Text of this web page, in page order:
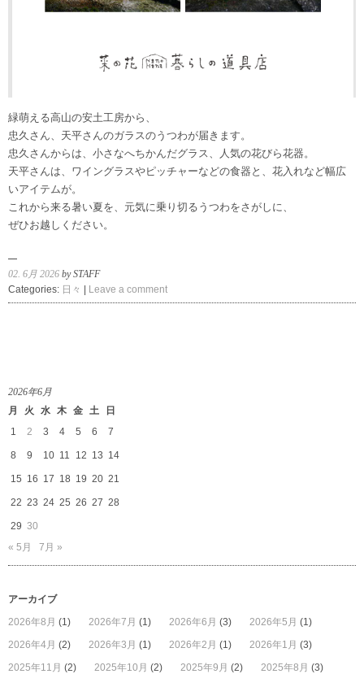
緑萌える高山の安土工房から、
忠久さん、天平さんのガラスのうつわが届きます。
忠久さんからは、小さなへちかんだグラス、人気の花びら花器。
天平さんは、ワイングラスやピッチャーなどの食器と、花入れなど幅広
いアイテムが。
これから来る暑い夏を、元気に乗り切るうつわをさがしに、
ぜひお越しください。
02. 6月 2026 by STAFF
Categories: 日々 Leave a comment
2026年6月
月
火 水 木 金 土
日
1
2 3 4 5 6 7
8 9 10 11 12 13 14
15 16 17 18 19 20 21
22 23 24 25 26 27 28
29 30
« 5月
7月 »
アーカイブ
2026年8月 (1) 2026年7月 (1) 2026年6月 (3) 2026年5月 (1)
2026年4月 (2) 2026年3月 (1) 2026年2月 (1) 2026年1月 (3)
2025年11月 (2) 2025年10月 (2) 2025年9月 (2) 2025年8月 (3)